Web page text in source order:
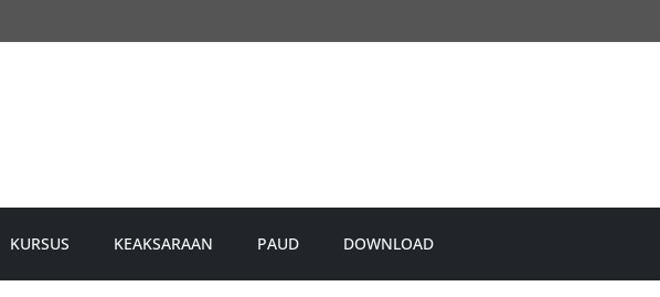
KURSUS KEAKSARAAN PAUD DOWNLOAD